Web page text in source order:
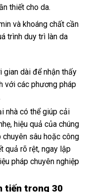
thiết cho da.
và khoáng chất cần
trình duy trì làn da
gian dài để nhận thấy
với các phương pháp
nhà có thể giúp cải
hiệu quả của chúng
sâu hoặc công
quả rõ rệt, ngay lập
pháp chuyên nghiệp
tiến trong 30